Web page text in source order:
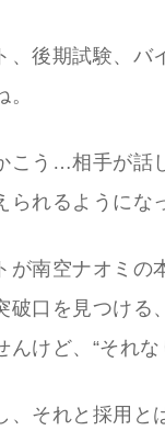
、後期試験、バ
こう…相手が話
られるようにな
が南空ナオミの
破口を見つける
んけど、“それな
、それと採用と